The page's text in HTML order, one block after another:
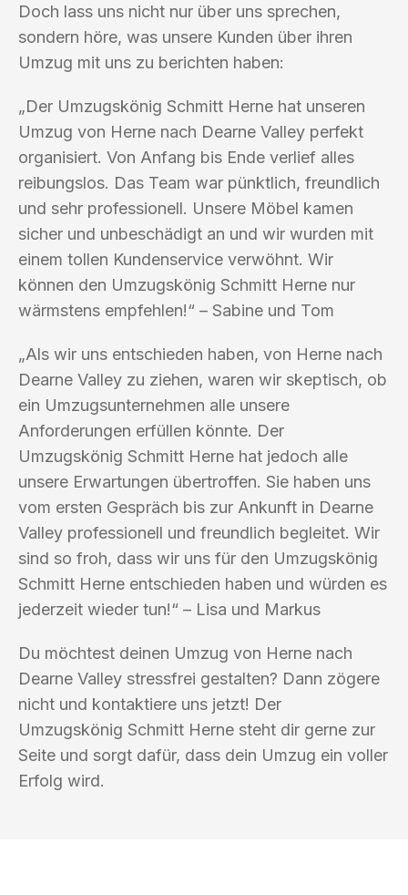
Doch lass uns nicht nur über uns sprechen,
sondern höre, was unsere Kunden über ihren
Umzug mit uns zu berichten haben:
„Der Umzugskönig Schmitt Herne hat unseren
Umzug von Herne nach Dearne Valley perfekt
organisiert. Von Anfang bis Ende verlief alles
reibungslos. Das Team war pünktlich, freundlich
und sehr professionell. Unsere Möbel kamen
sicher und unbeschädigt an und wir wurden mit
einem tollen Kundenservice verwöhnt. Wir
können den Umzugskönig Schmitt Herne nur
wärmstens empfehlen!“ – Sabine und Tom
„Als wir uns entschieden haben, von Herne nach
Dearne Valley zu ziehen, waren wir skeptisch, ob
ein Umzugsunternehmen alle unsere
Anforderungen erfüllen könnte. Der
Umzugskönig Schmitt Herne hat jedoch alle
unsere Erwartungen übertroffen. Sie haben uns
vom ersten Gespräch bis zur Ankunft in Dearne
Valley professionell und freundlich begleitet. Wir
sind so froh, dass wir uns für den Umzugskönig
Schmitt Herne entschieden haben und würden es
jederzeit wieder tun!“ – Lisa und Markus
Du möchtest deinen Umzug von Herne nach
Dearne Valley stressfrei gestalten? Dann zögere
nicht und kontaktiere uns jetzt! Der
Umzugskönig Schmitt Herne steht dir gerne zur
Seite und sorgt dafür, dass dein Umzug ein voller
Erfolg wird.